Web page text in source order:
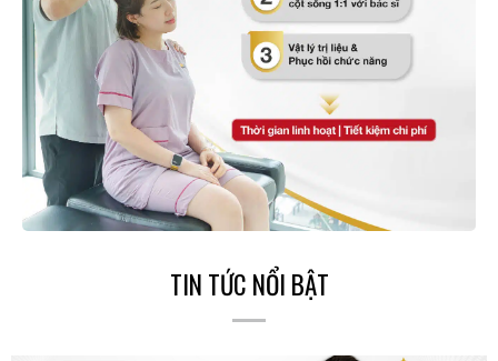
TIN TỨC NỔI BẬT